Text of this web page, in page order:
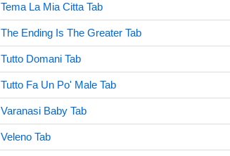
Tema La Mia Citta Tab
The Ending Is The Greater Tab
Tutto Domani Tab
Tutto Fa Un Po' Male Tab
Varanasi Baby Tab
Veleno Tab